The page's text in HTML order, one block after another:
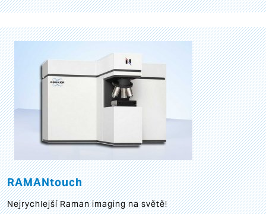
RAMANtouch
Nejrychlejší Raman imaging na světě!